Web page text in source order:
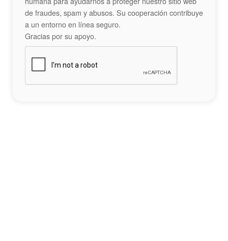
de fraudes, spam y abusos. Su cooperación contribuye
a un entorno en línea seguro.
Gracias por su apoyo.